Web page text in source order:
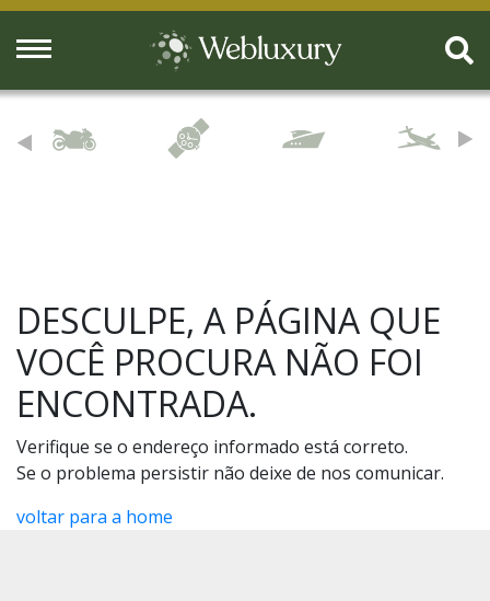
DESCULPE, A PÁGINA QUE
VOCÊ PROCURA NÃO FOI
ENCONTRADA.
Verifique se o endereço informado está correto.
Se o problema persistir não deixe de nos comunicar.
voltar para a home